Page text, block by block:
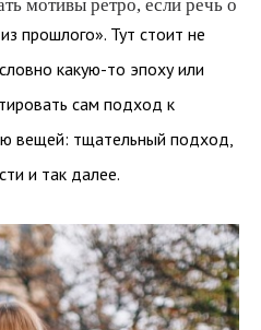
мотивы ретро, если речь о
прошлого». Тут стоит не
какую-то эпоху или
сам подход к
вещей: тщательный подход,
и так далее.